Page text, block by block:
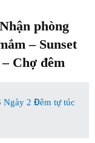
phòng
– Sunset
Chợ đêm
2 Đêm tự túc